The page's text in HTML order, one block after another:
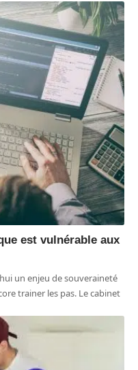
est vulnérable aux
un enjeu de souveraineté
trainer les pas. Le cabinet